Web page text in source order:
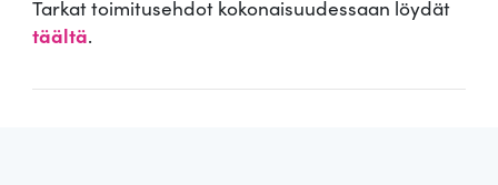
Tarkat toimitusehdot kokonaisuudessaan löydät
täältä.